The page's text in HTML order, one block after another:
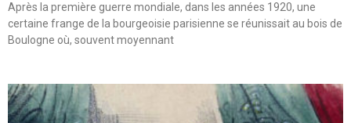
Après la première guerre mondiale, dans les années 1920, une
certaine frange de la bourgeoisie parisienne se réunissait au bois de
Boulogne où, souvent moyennant